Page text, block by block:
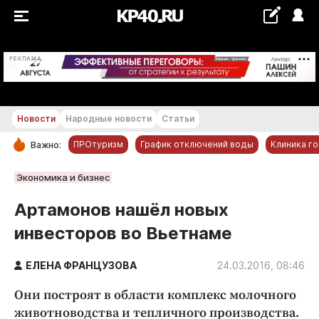
РЕКЛАМА +22...+23 °С
РУБРИКИ
Статьи
Народные новости
Авто и транспорт
Благоустройство
Новости Народные новости Статьи
Важно: ПРОтуризм График отключений воды Клиника
Экономика и бизнес
Артамонов нашёл новых
инвесторов во Вьетнаме
ЕЛЕНА ФРАНЦУЗОВА 24.03.2016, 08:46
Они построят в области комплекс молочного
животноводства и тепличного производства.